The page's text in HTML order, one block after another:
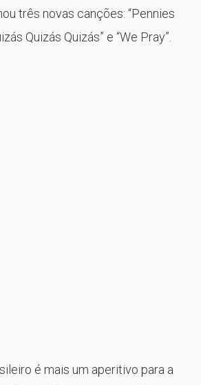
três novas canções: “Pennies
Quizás Quizás” e “We Pray”.
é mais um aperitivo para a